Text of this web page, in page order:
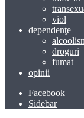
viol
dependenţe
droguri
fumat
opinii
Facebook
Sidebar